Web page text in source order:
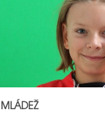
MLÁDEŽ